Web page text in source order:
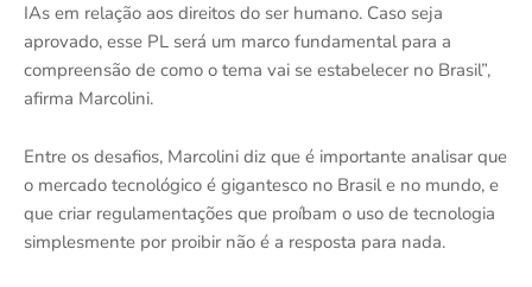
IAs em relação aos direitos do ser humano. Caso seja
aprovado, esse PL será um marco fundamental para a
compreensão de como o tema vai se estabelecer no Brasil”,
afirma Marcolini.
Entre os desafios, Marcolini diz que é importante analisar que
o mercado tecnológico é gigantesco no Brasil e no mundo, e
que criar regulamentações que proíbam o uso de tecnologia
simplesmente por proibir não é a resposta para nada.